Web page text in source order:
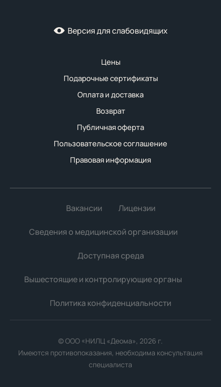
Цены
Подарочные сертификаты
Оплата и доставка
Возврат
Публичная оферта
Пользовательское соглашение
Правовая информация
Версия для слабовидящих
© ООО «НИЛЦ «Деома», 2026 г.
Имеются противопоказания, необходима консультация
специалиста
Вышестоящие и контролирующие органы
Политика конфиденциальности
Сведения о медицинской организации
Доступная среда
Вакансии Лицензии
Мы используем файлы cookie для улучшения работы
использованием файлов cookie.
Принять все